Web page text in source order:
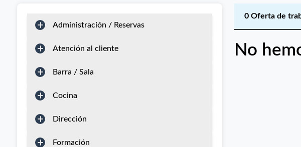
Administración / Reservas
Atención al cliente
Barra / Sala
Cocina
Dirección
Formación
0 Oferta de
No